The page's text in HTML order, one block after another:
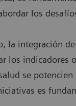
los
la integración
los indicadores
se
es